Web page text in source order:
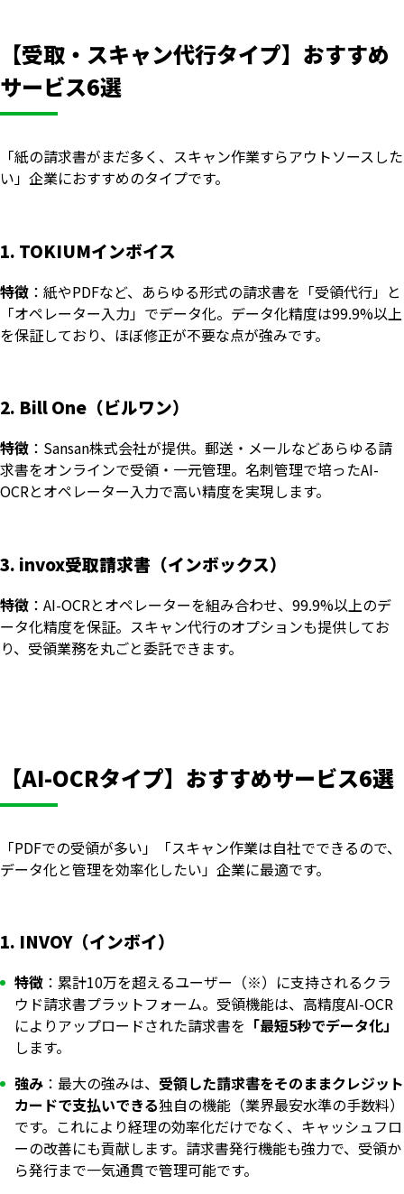
【受取・スキャン代行タイプ】おすすめ
サービス6選
「紙の請求書がまだ多く、スキャン作業すらアウトソースした
い」企業におすすめのタイプです。
1. TOKIUMインボイス
特徴 ：紙やPDFなど、あらゆる形式の請求書を「受領代行」と
「オペレーター入力」でデータ化。データ化精度は99.9%以上
を保証しており、ほぼ修正が不要な点が強みです。
2. Bill One（ビルワン）
特徴 ：Sansan株式会社が提供。郵送・メールなどあらゆる請
求書をオンラインで受領・一元管理。名刺管理で培ったAI-
OCRとオペレーター入力で高い精度を実現します。
3. invox受取請求書（インボックス）
特徴 ：AI-OCRとオペレーターを組み合わせ、99.9%以上のデ
ータ化精度を保証。スキャン代行のオプションも提供してお
り、受領業務を丸ごと委託できます。
【AI-OCRタイプ】おすすめサービス6選
「PDFでの受領が多い」「スキャン作業は自社でできるので、
データ化と管理を効率化したい」企業に最適です。
1. INVOY（インボイ）
特徴 ：累計10万を超えるユーザー（※）に支持されるクラ
ウド請求書プラットフォーム。受領機能は、高精度AI-OCR
によりアップロードされた請求書を 「最短5秒でデータ化」
します。
強み ：最大の強みは、 受領した請求書をそのままクレジット
カードで支払いできる独自の機能（業界最安水準の手数料）
です。これにより経理の効率化だけでなく、キャッシュフロ
ーの改善にも貢献します。請求書発行機能も強力で、受領か
ら発行まで一気通貫で管理可能です。